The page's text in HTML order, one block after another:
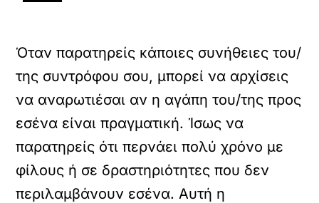
Όταν παρατηρείς κάποιες συνήθειες του/
της συντρόφου σου, μπορεί να αρχίσεις
να αναρωτιέσαι αν η αγάπη του/της προς
εσένα είναι πραγματική. Ίσως να
παρατηρείς ότι περνάει πολύ χρόνο με
φίλους ή σε δραστηριότητες που δεν
περιλαμβάνουν εσένα. Αυτή η